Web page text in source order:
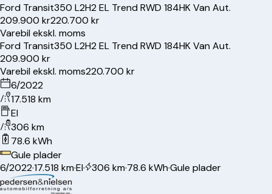
Ford Transit350 L2H2 EL Trend RWD 184HK Van Aut.
209.900 kr220.700 kr
Varebil ekskl. moms
Ford Transit350 L2H2 EL Trend RWD 184HK Van Aut.
209.900 kr
Varebil ekskl. moms220.700 kr
6/2022
17.518 km
El
306 km
78.6 kWh
Gule plader
6/2022·17.518 km·El· 306 km·78.6 kWh·Gule plader